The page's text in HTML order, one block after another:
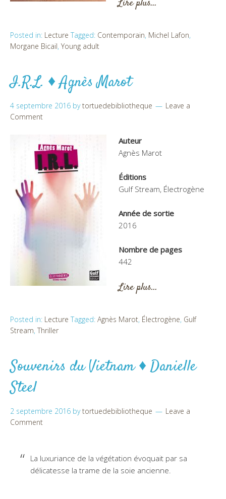
Lire plus…
Posted in: Lecture Tagged: Contemporain, Michel Lafon,
Morgane Bicail, Young adult
I.R.L. ♦ Agnès Marot
4 septembre 2016 bytortuedebibliotheque
Leave a
Comment
Auteur
Agnès Marot
Éditions
Gulf Stream, Électrogène
Année de sortie
2016
Nombre de pages
442
Lire plus…
Posted in: Lecture Tagged: Agnès Marot, Électrogène, Gulf
Stream, Thriller
Souvenirs du Vietnam ♦ Danielle
Steel
2 septembre 2016 bytortuedebibliotheque
Leave a
Comment
La luxuriance de la végétation évoquait par sa
délicatesse la trame de la soie ancienne.